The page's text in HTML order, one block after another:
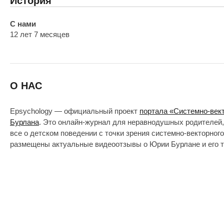
С нами
12 лет 7 месяцев
О НАС
Epsychology — официальный проект портала «Системно-
Бурлана. Это онлайн-журнал для неравнодушных
все о детском поведении с точки зрения системно-
размещены актуальные видеоотзывы о Юрии Бурлане и его